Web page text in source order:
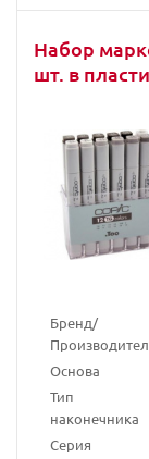
Набор
шт. в
Бренд/
Основа
Тип
наконечника
Серия